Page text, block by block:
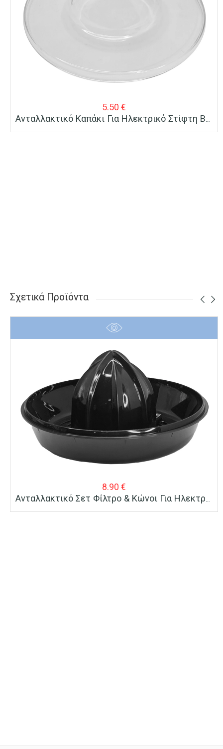
5.50 €
Ανταλλακτικό Καπάκι Για Ηλεκτρικό Στίφτη BRUNO BRN-0096
Σχετικά Προϊόντα
8.90 €
Ανταλλακτικό Σετ Φίλτρο & Κώνοι Για Ηλεκτρικό Στίφτη BRUNO BRN-0095